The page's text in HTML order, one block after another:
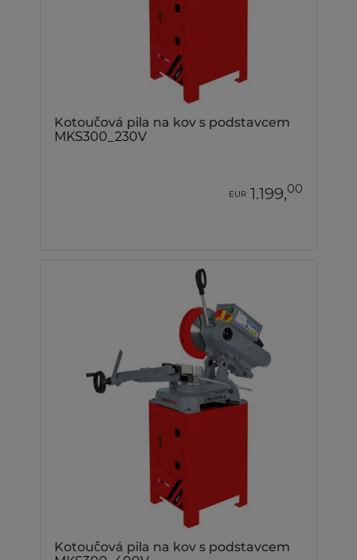
Kotoučová pila na kov s podstavcem
MKS300_230V
EUR 1.199,00
Kotoučová pila na kov s podstavcem